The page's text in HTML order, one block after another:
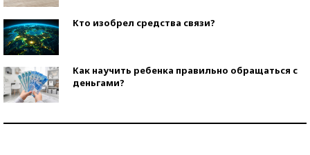
Кто изобрел средства связи?
Как научить ребенка правильно обращаться с
деньгами?